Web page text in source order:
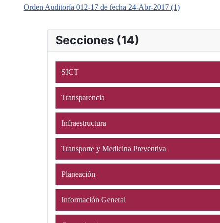
Orden Auditoría 012-17 de fecha 24-Abr-2017 (1)
Secciones (14)
SICT
Transparencia
Infraestructura
Transporte y Medicina Preventiva
Planeación
Información General